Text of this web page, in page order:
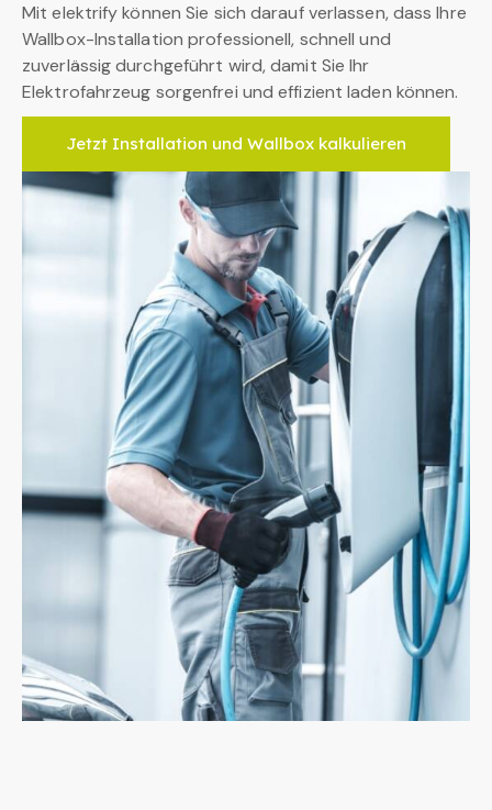
Mit elektrify können Sie sich darauf verlassen, dass Ihre
Wallbox-Installation professionell, schnell und
zuverlässig durchgeführt wird, damit Sie Ihr
Elektrofahrzeug sorgenfrei und effizient laden können.
Jetzt Installation und Wallbox kalkulieren